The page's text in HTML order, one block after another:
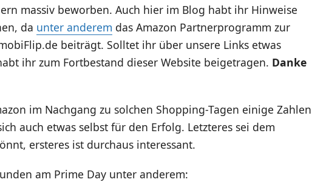
massiv beworben. Auch hier im Blog habt ihr Hinweise
da unter anderem das Amazon Partnerprogramm zur
beiträgt. Solltet ihr über unsere Links etwas
ihr zum Fortbestand dieser Website beigetragen. Danke
im Nachgang zu solchen Shopping-Tagen einige Zahlen
auch etwas selbst für den Erfolg. Letzteres sei dem
ersteres ist durchaus interessant.
am Prime Day unter anderem: